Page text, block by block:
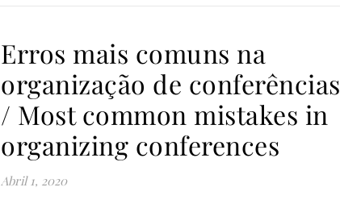
Erros mais comuns na
organização de conferências
/ Most common mistakes in
organizing conferences
Abril 1, 2020